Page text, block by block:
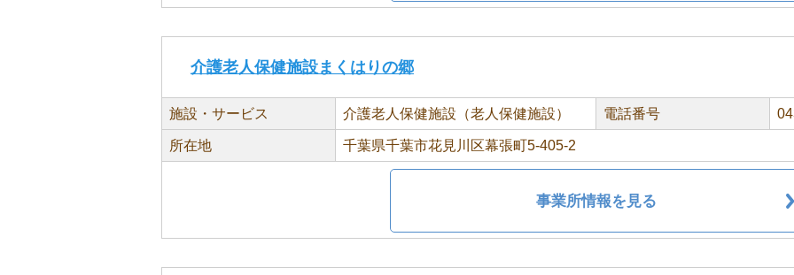
介護老人保健施設まくはりの郷
施設・サービス 介護老人保健施設（老人保健施設） 電話番号
所在地 千葉県千葉市花見川区幕張町5-405-2
事業所情報を見る